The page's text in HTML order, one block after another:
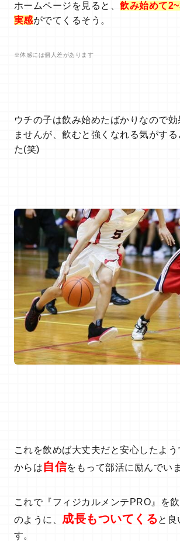
ホームページを見ると、飲み始めて
実感がでてくるそう。
※体感には個人差があります
ウチの子は飲み始めたばかりなので効
ませんが、飲むと強くなれる気がす
た(笑)
これを飲めば大丈夫だと安心したよ
からは自信をもって部活に励んでい
これで『フィジカルメンテPRO』を
のように、 成長もついてくると良
す。